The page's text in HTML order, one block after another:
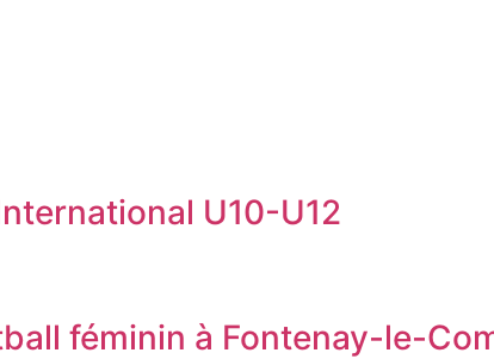
U10-U12
féminin à Fontenay-le-